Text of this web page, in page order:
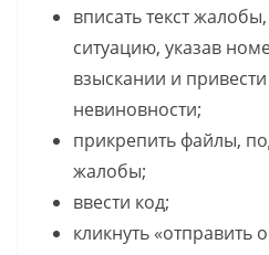
вписать текст
ситуацию, указав
взыскании и
невиновности;
прикрепить файлы,
жалобы;
ввести код;
кликнуть «отправить